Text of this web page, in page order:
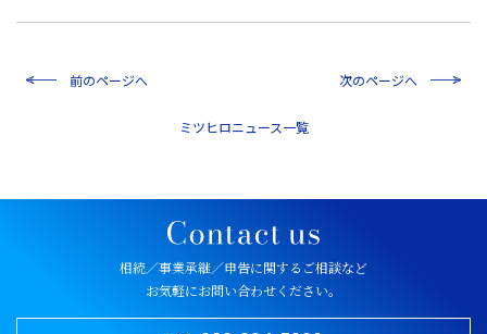
前のページへ
一覧
次のページへ
相続／事業承継／申告に関するご相談など
お気軽にお問い合わせください。